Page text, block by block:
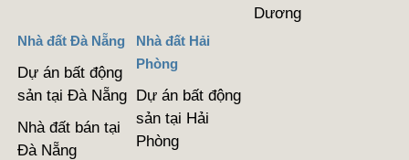
Dương
Nhà đất Đà Nẵng
Dự án bất động
sản tại Đà Nẵng
Nhà đất bán tại
Đà Nẵng
Nhà đất Hải
Phòng
Dự án bất động
sản tại Hải
Phòng